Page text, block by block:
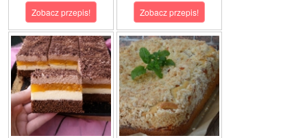
Zobacz przepis! Zobacz przepis!